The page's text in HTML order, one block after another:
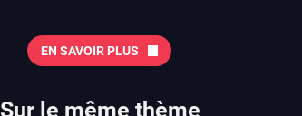
Tokon ou encore Beast of Reincarnation, qui
chose d’ambitieux que Pokémon. On n’oubliera
2026 Vous trouverez ici tous les jeux majeurs
EN SAVOIR PLUS
Sur le même thème